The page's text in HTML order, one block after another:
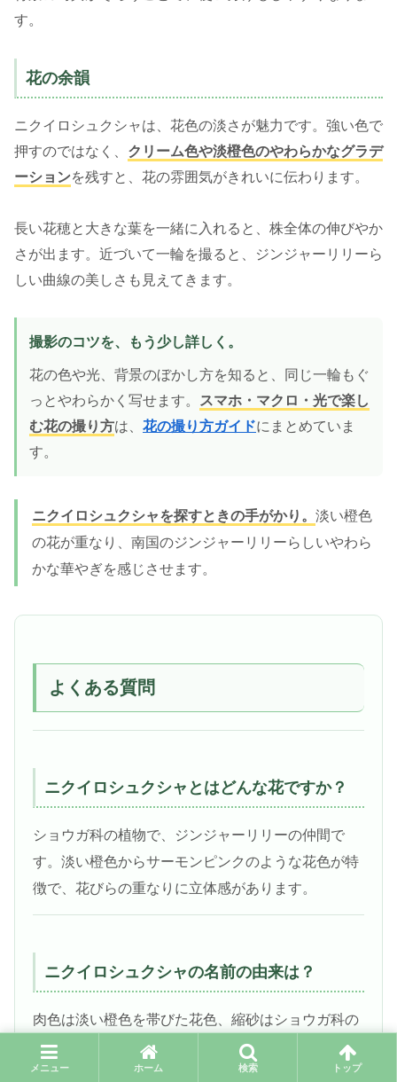
す。
花の余韻
ニクイロシュクシャは、花色の淡さが魅力です。強い色で
押すのではなく、 クリーム色や淡橙色のやわらかなグラデ
ーションを残すと、花の雰囲気がきれいに伝わります。
長い花穂と大きな葉を一緒に入れると、株全体の伸びやか
さが出ます。近づいて一輪を撮ると、ジンジャーリリーら
しい曲線の美しさも見えてきます。
撮影のコツを、もう少し詳しく。
花の色や光、背景のぼかし方を知ると、同じ一輪もぐ
っとやわらかく写せます。
スマホ・マクロ・光で楽し
む花の撮り方は、 花の撮り方ガイドにまとめていま
す。
ニクイロシュクシャを探すときの手がかり。 淡い橙色
の花が重なり、南国のジンジャーリリーらしいやわら
かな華やぎを感じさせます。
よくある質問
ニクイロシュクシャとはどんな花ですか？
ショウガ科の植物で、ジンジャーリリーの仲間で
す。淡い橙色からサーモンピンクのような花色が特
徴で、花びらの重なりに立体感があります。
ニクイロシュクシャの名前の由来は？
肉色は淡い橙色を帯びた花色、縮砂はショウガ科の
植物名に由来します。少し古風な名前ですが、花は
柔らかく上品な印象です。
メニュー ホーム 検索 トップ